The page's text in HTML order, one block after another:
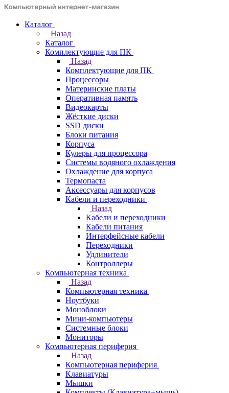
Каталог
Назад
Каталог
Комплектующие для ПК
Назад
Комплектующие для ПК
Процессоры
Материнские платы
Оперативная память
Видеокарты
Жёсткие диски
SSD диски
Блоки питания
Корпуса
Кулеры для процессора
Системы водяного охлаждения
Охлаждение для корпуса
Термопаста
Аксессуары для корпусов
Кабели и переходники
Назад
Кабели и переходники
Кабели питания
Интерфейсные кабели
Переходники
Удлинители
Контроллеры
Компьютерная техника
Назад
Компьютерная техника
Ноутбуки
Моноблоки
Мини-компьютеры
Системные блоки
Мониторы
Компьютерная периферия
Назад
Компьютерная периферия
Клавиатуры
Мышки